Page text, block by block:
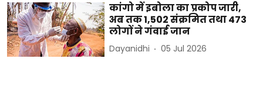
कांगो में इबोला का प्रकोप जारी,
अब तक 1,502 संक्रमित तथा 473
लोगों ने गंवाई जान
Dayanidhi 05 Jul 2026